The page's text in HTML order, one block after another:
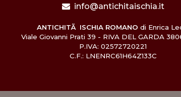
info@antichitaischia.it
ANTICHITÃ ISCHIA ROMANO di Enrica
Viale Giovanni Prati 39 - RIVA DEL GARDA
P.IVA: 02572720221
C.F.: LNENRC61H64Z133C